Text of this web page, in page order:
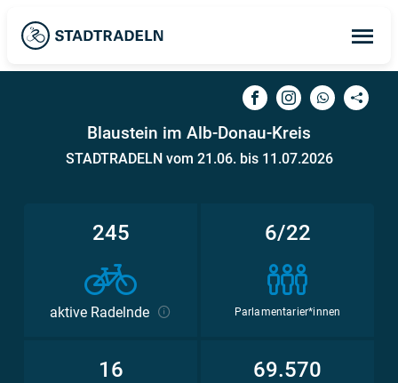
Blaustein im Alb-Donau-Kreis
STADTRADELN vom 21.06. bis 11.07.2026
245
aktive Radelnde
6/22
Parlamentarier*innen
16 69.570